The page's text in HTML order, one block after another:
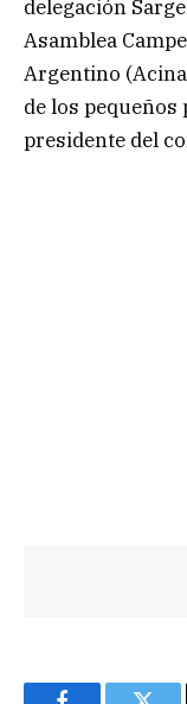
delegación
Asamblea
Argentino
de los
presidente del